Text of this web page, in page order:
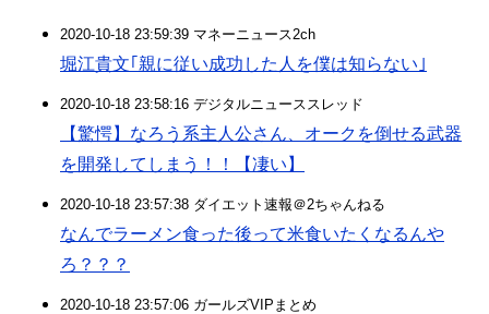
2020-10-18 23:59:39 マネーニュース2ch
堀江貴文｢親に従い成功した人を僕は知らない｣
2020-10-18 23:58:16 デジタルニューススレッド
【驚愕】なろう系主人公さん、オークを倒せる武器
を開発してしまう！！【凄い】
2020-10-18 23:57:38 ダイエット速報＠2ちゃんねる
なんでラーメン食った後って米食いたくなるんや
ろ？？？
2020-10-18 23:57:06 ガールズVIPまとめ